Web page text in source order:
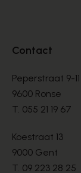
Contact
Peperstraat 9-11
9600 Ronse
T. 055 21 19 67
Koestraat 13
9000 Gent
T. 09 223 28 25